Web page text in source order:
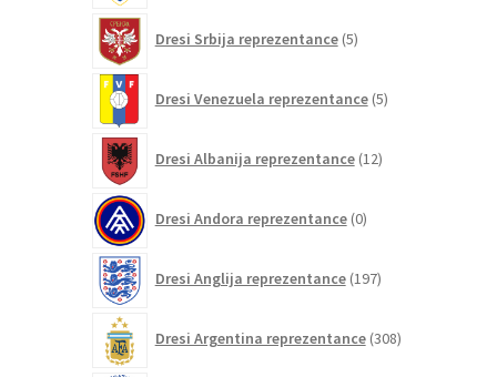
Dresi Srbija reprezentance 5izdelkov
Dresi Venezuela reprezentance 5izdelkov
Dresi Albanija reprezentance 12izdelkov
Dresi Andora reprezentance 0izdelkov
Dresi Anglija reprezentance 197izdelkov
Dresi Argentina reprezentance 308izdelkov